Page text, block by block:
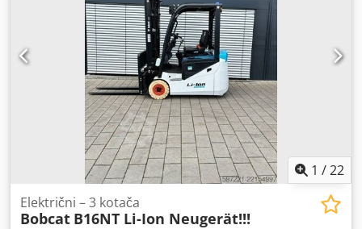
1 /22
Električni – 3 kotača
Bobcat B16NT Li-Ion Neugerät!!!